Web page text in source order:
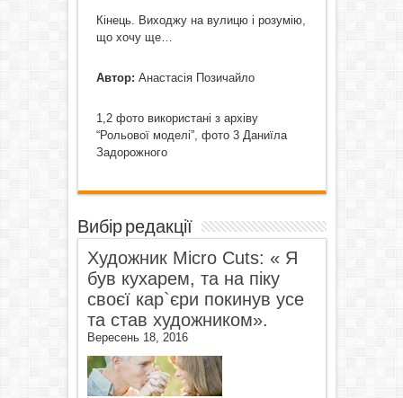
Кінець. Виходжу на вулицю і розумію,
що хочу ще…
Автор: Анастасія Позичайло
1,2 фото використані з архіву
“Рольової моделі”, фото 3 Даниїла
Задорожного
Вибір редакції
Художник Micro Cuts: « Я
був кухарем, та на піку
своєї кар`єри покинув усе
та став художником».
Вересень 18, 2016